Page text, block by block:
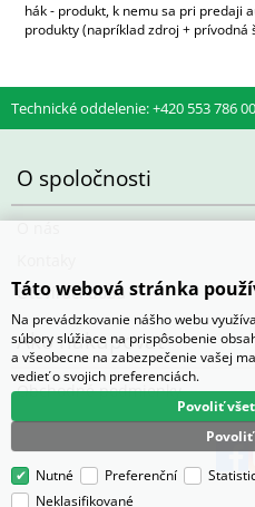
hák - produkt, k nemu sa pri predaji
produkty (napríklad zdroj + prívodná
Technické oddelenie: +420 553 786
O spoločnosti
O nás
Otevírací doba
Ako nakupovať
Obchodné podmienky
Táto webová stránka
Na prevádzkovanie nášho webu
súbory slúžiace na prispôsobenie
a všeobecne na zabezpečenie vašej
vedieť o svojich preferenciách.
Povoliť
Nutné Preferenční
Neklasifikované